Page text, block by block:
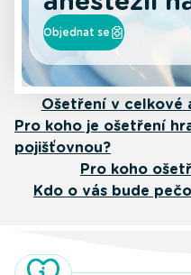
Objednat se
Ošetření v celkové
Pro koho je ošetření
pojišťovnou?
Pro koho
Kdo o vás bude